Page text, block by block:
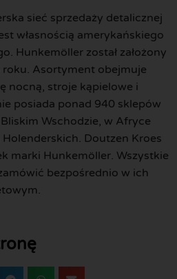
sieć sprzedaży detalicznej
własnością amerykańskiego
Hunkemöller został założony
Asortyment obejmuje
nocną, stroje kąpielowe i
posiada ponad 940 sklepów
Wschodzie, w Afryce
Doutzen Kroes
marki Hunkemöller. Wszystkie
bezpośrednio w ich